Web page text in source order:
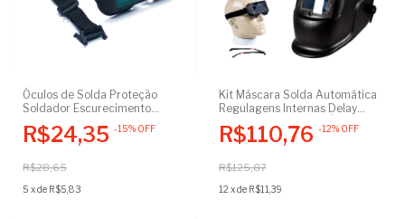
Óculos de Solda Proteção
Soldador Escurecimento
R$24,35 -15% OFF
R$28,65
5 xde R$5,83
Kit Máscara Solda Automática
Regulagens Internas Delay
Soldador Escurecimento
R$110,76 -12% OFF
R$125,87
12 xde R$11,39